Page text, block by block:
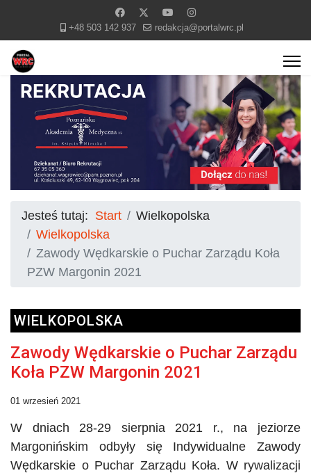
+48 503 142 937 redakcja@portalwrc.pl
Jesteś tutaj: Start
Wielkopolska
Wielkopolska
Zawody Wędkarskie o Puchar Zarządu Koła
PZW Margonin 2021
WIELKOPOLSKA
Zawody Wędkarskie o Puchar Zarządu
Koła PZW Margonin 2021
01 wrzesień 2021
W dniach 28-29 sierpnia 2021 r., na jeziorze
Margonińskim odbyły się Indywidualne Zawody
Wędkarskie o Puchar Zarządu Koła. W rywalizacji